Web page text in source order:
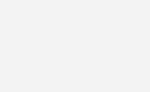
Umweltministerin Thekla Walker betonte
Ende 2025: „Mit dem
wir die lokale Erzeugung von
durch Wasser-Elektrolyse, um bereits
Versorgung mit Wasserstoff zu
der baden-
zu sichern.“